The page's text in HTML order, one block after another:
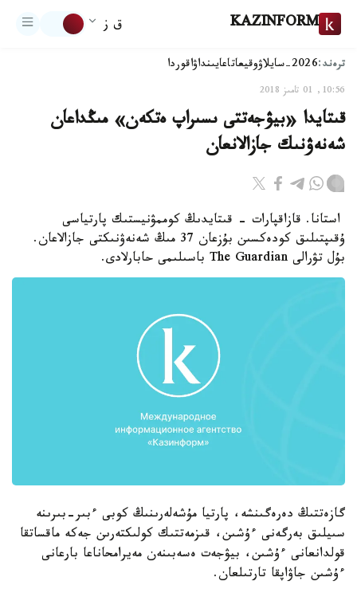
KAZINFORM ق ز
ترەند:2026-سايلاۋ وقيعاتاعايىنداۋاقوردا
10:56, 01 تامىز 2018
قىتايدا «بيۋجەتتى ىسىراپ ەتكەن» مىڭداعان
شەنەۋنىك جازالانعان
استانا. قازاقپارات - قىتايدىڭ كوممۋنيستىك پارتياسى
ۇقىپتىلىق كودەكسىن بۇزعان 37 مىڭ شەنەۋنىكتى جازالاعان.
بۇل تۋرالى The Guardian باسىلىمى حابارلادى.
گازەتتىڭ دەرەگىنشە، پارتيا مۇشەلەرىنىڭ كوبى ءبىر-بىرىنە
سىيلىق بەرگەنى ءۇشىن، قىزمەتتىك كولىكتەرىن جەكە ماقساتقا
قولدانعانى ءۇشىن، بيۋجەت ەسەبىنەن مەيرامحاناعا بارعانى
ءۇشىن جاۋاپقا تارتىلعان.